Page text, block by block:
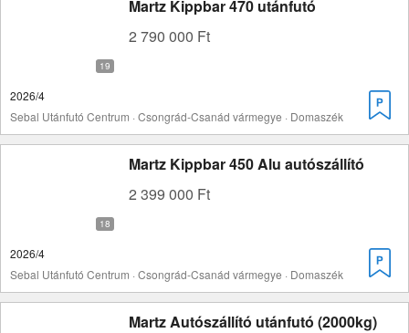
Martz Kippbar 470 utánfutó
2 790 000 Ft
2026/4
Sebal Utánfutó Centrum · Csongrád-Csanád vármegye · Domaszék
Martz Kippbar 450 Alu autószállító
2 399 000 Ft
2026/4
Sebal Utánfutó Centrum · Csongrád-Csanád vármegye · Domaszék
Martz Autószállító utánfutó (2000kg)